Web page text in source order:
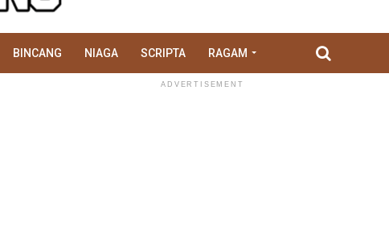
BINCANG NIAGA SCRIPTA RAGAM
ADVERTISEMENT